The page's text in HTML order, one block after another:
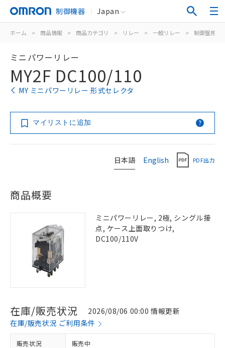
制御機器 Japan
ホーム > 商品情報 > 商品カテゴリ > リレー > 一般リレー > 制御盤用
ミニパワーリレー
MY2F DC100/110
MY ミニパワーリレー 形式セレクタ
マイリストに追加
日本語 English PDF出力
商品概要
ミニパワーリレー, 2極, シングル接
点, ケース上面取りつけ,
DC100/110V
在庫/販売状況
2026/08/06 00:00 情報更新
在庫/販売状況 ご利用条件
販売状況 販売中